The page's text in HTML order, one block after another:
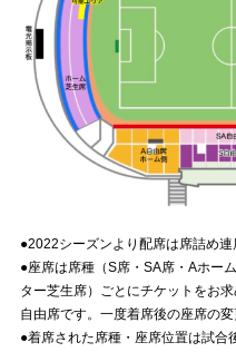
●2022シーズンより配席は席詰め連
●座席は席種（S席・SA席・Aホー
ター芝生席）ごとにチケットをお
自由席です。一度着席後の座席の変
●着席された席種・座席位置は試合